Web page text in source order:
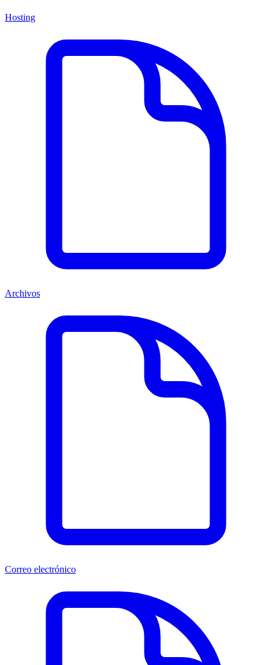
Hosting
Archivos
Correo electrónico